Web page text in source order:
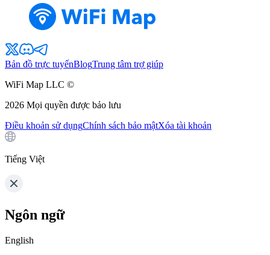
Bản đồ trực tuyếnBlogTrung tâm trợ giúp
WiFi Map LLC ©
2026 Mọi quyền được bảo lưu
Điều khoản sử dụngChính sách bảo mậtXóa tài khoản
Tiếng Việt
Ngôn ngữ
English